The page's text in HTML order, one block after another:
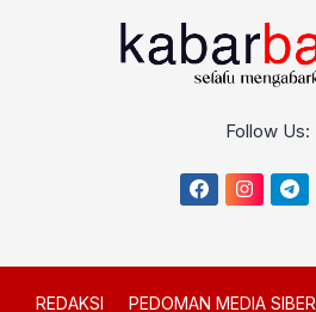
Follow Us:
REDAKSI PEDOMAN MEDIA SIBER